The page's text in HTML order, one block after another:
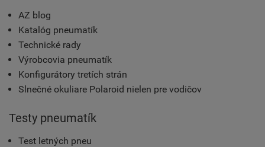
AZ blog
Katalóg pneumatík
Technické rady
Výrobcovia pneumatík
Konfigurátory tretích strán
Slnečné okuliare Polaroid nielen pre vodičov
Testy pneumatík
Test letných pneu